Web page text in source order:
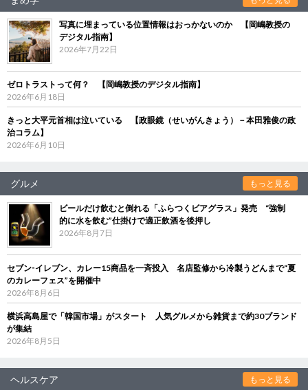
写真に埋まっている位置情報はおっかないのか 【岡嶋教授の
デジタル指南】
2026年7月22日
ゼロトラストって何？ 【岡嶋教授のデジタル指南】
2026年6月18日
きっと大平元首相は泣いている 【政眼鏡（せいがんきょう）－本田雅俊の政
治コラム】
2026年6月10日
グルメ もっと見る
ビールだけ飲むと倒れる「ふらつくビアグラス」発売 “強制
的に水を飲む”仕掛けで適正飲酒を後押し
2026年8月7日
セブン‐イレブン、カレー15商品を一斉投入 名店監修から冷製うどんまで“夏
のカレーフェス”を開催中
2026年8月6日
横浜高島屋で「韓国市場」がスタート 人気グルメから雑貨まで約30ブランド
が集結
2026年8月5日
ヘルスケア もっと見る